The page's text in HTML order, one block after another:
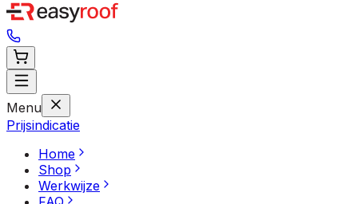
Menu
Prijsindicatie
Home
Shop
Werkwijze